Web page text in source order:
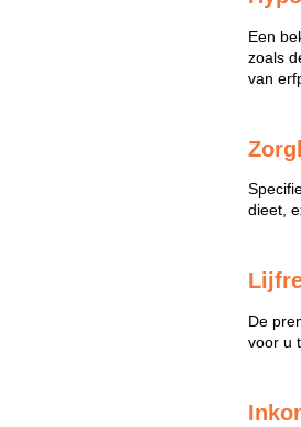
Een
zoals
van
dieet,
De
voor u